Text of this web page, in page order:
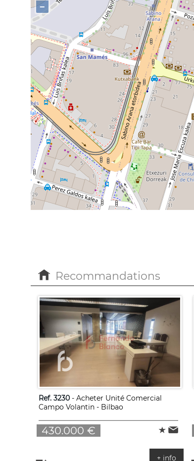
−
Recommandations
Ref. 3230 - Acheter Unité Comercial
Campo Volantin - Bilbao
430.000 €
+ info